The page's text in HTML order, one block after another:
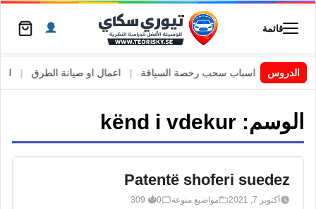
قائمة
الدروس
| اسباب سحب رخصة السياقة | اعمال او صيانة الطرق |
الوسم: kënd i vdekur
Patentë shoferi suedez
أكتوبر 7, 2021 مواضيع منوعة 0
309